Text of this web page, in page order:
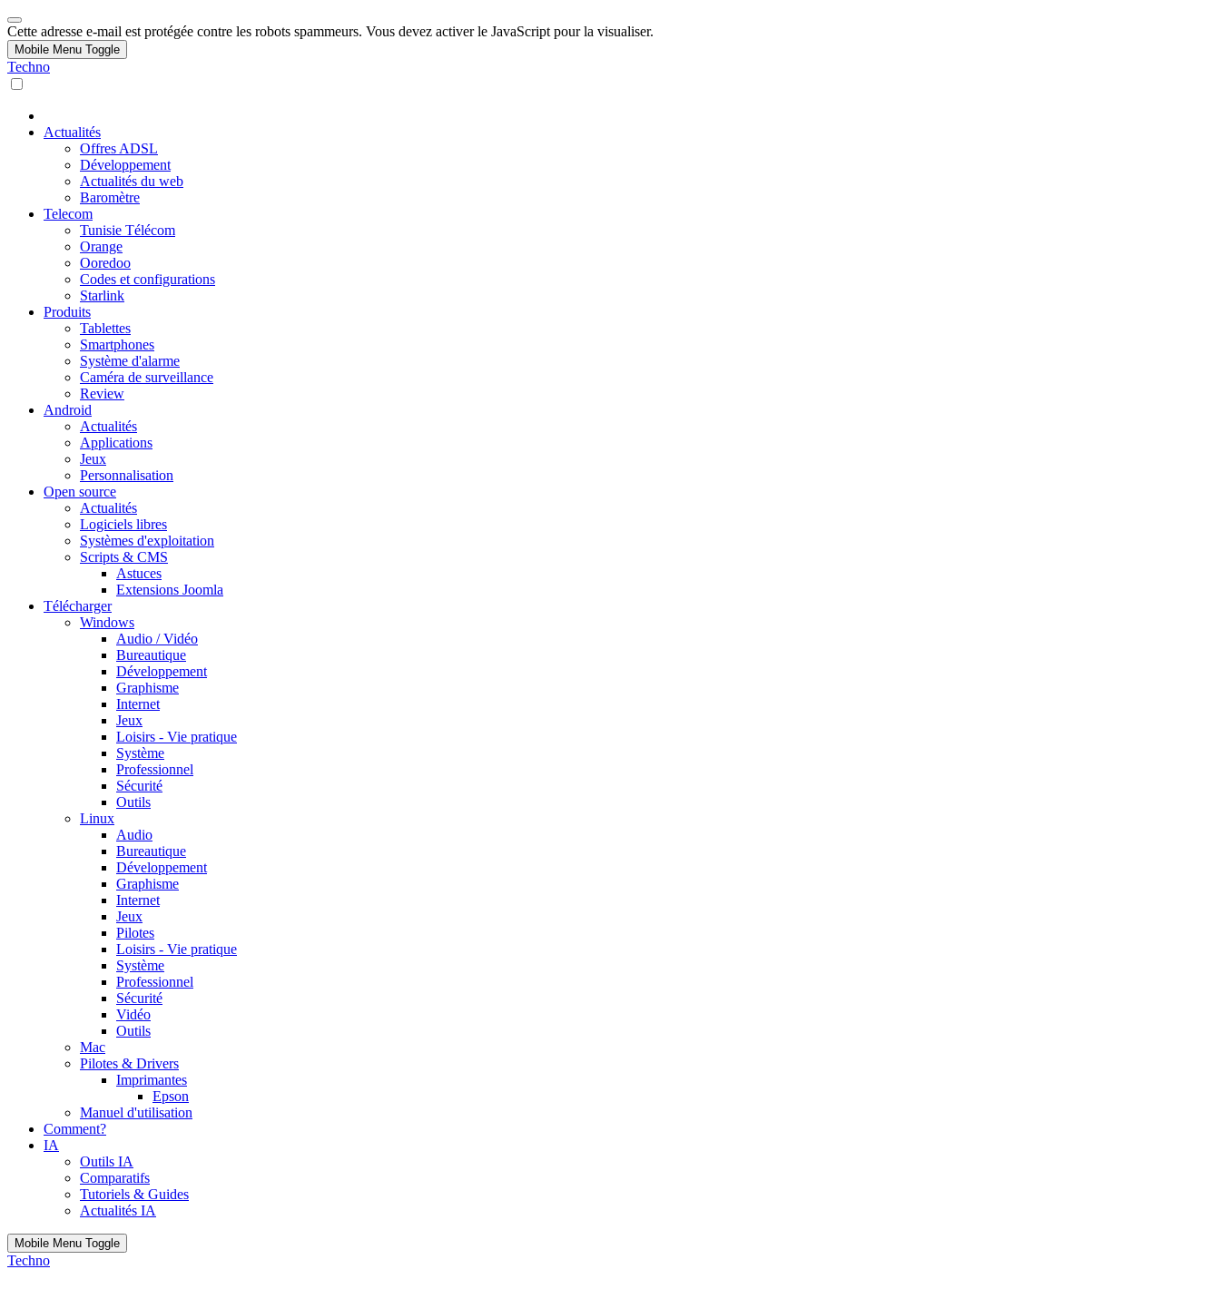
Cette adresse e-mail est protégée contre les robots spammeurs. Vous devez activer le JavaScript pour la visualiser.
Mobile Menu Toggle
Techno
Actualités
Offres ADSL
Développement
Actualités du web
Baromètre
Telecom
Tunisie Télécom
Orange
Ooredoo
Codes et configurations
Starlink
Produits
Tablettes
Smartphones
Système d'alarme
Caméra de surveillance
Review
Android
Actualités
Applications
Jeux
Personnalisation
Open source
Actualités
Logiciels libres
Systèmes d'exploitation
Scripts & CMS
Astuces
Extensions Joomla
Télécharger
Windows
Audio / Vidéo
Bureautique
Développement
Graphisme
Internet
Jeux
Loisirs - Vie pratique
Système
Professionnel
Sécurité
Outils
Linux
Audio
Bureautique
Développement
Graphisme
Internet
Jeux
Pilotes
Loisirs - Vie pratique
Système
Professionnel
Sécurité
Vidéo
Outils
Mac
Pilotes & Drivers
Imprimantes
Epson
Manuel d'utilisation
Comment?
IA
Outils IA
Comparatifs
Tutoriels & Guides
Actualités IA
Mobile Menu Toggle
Techno